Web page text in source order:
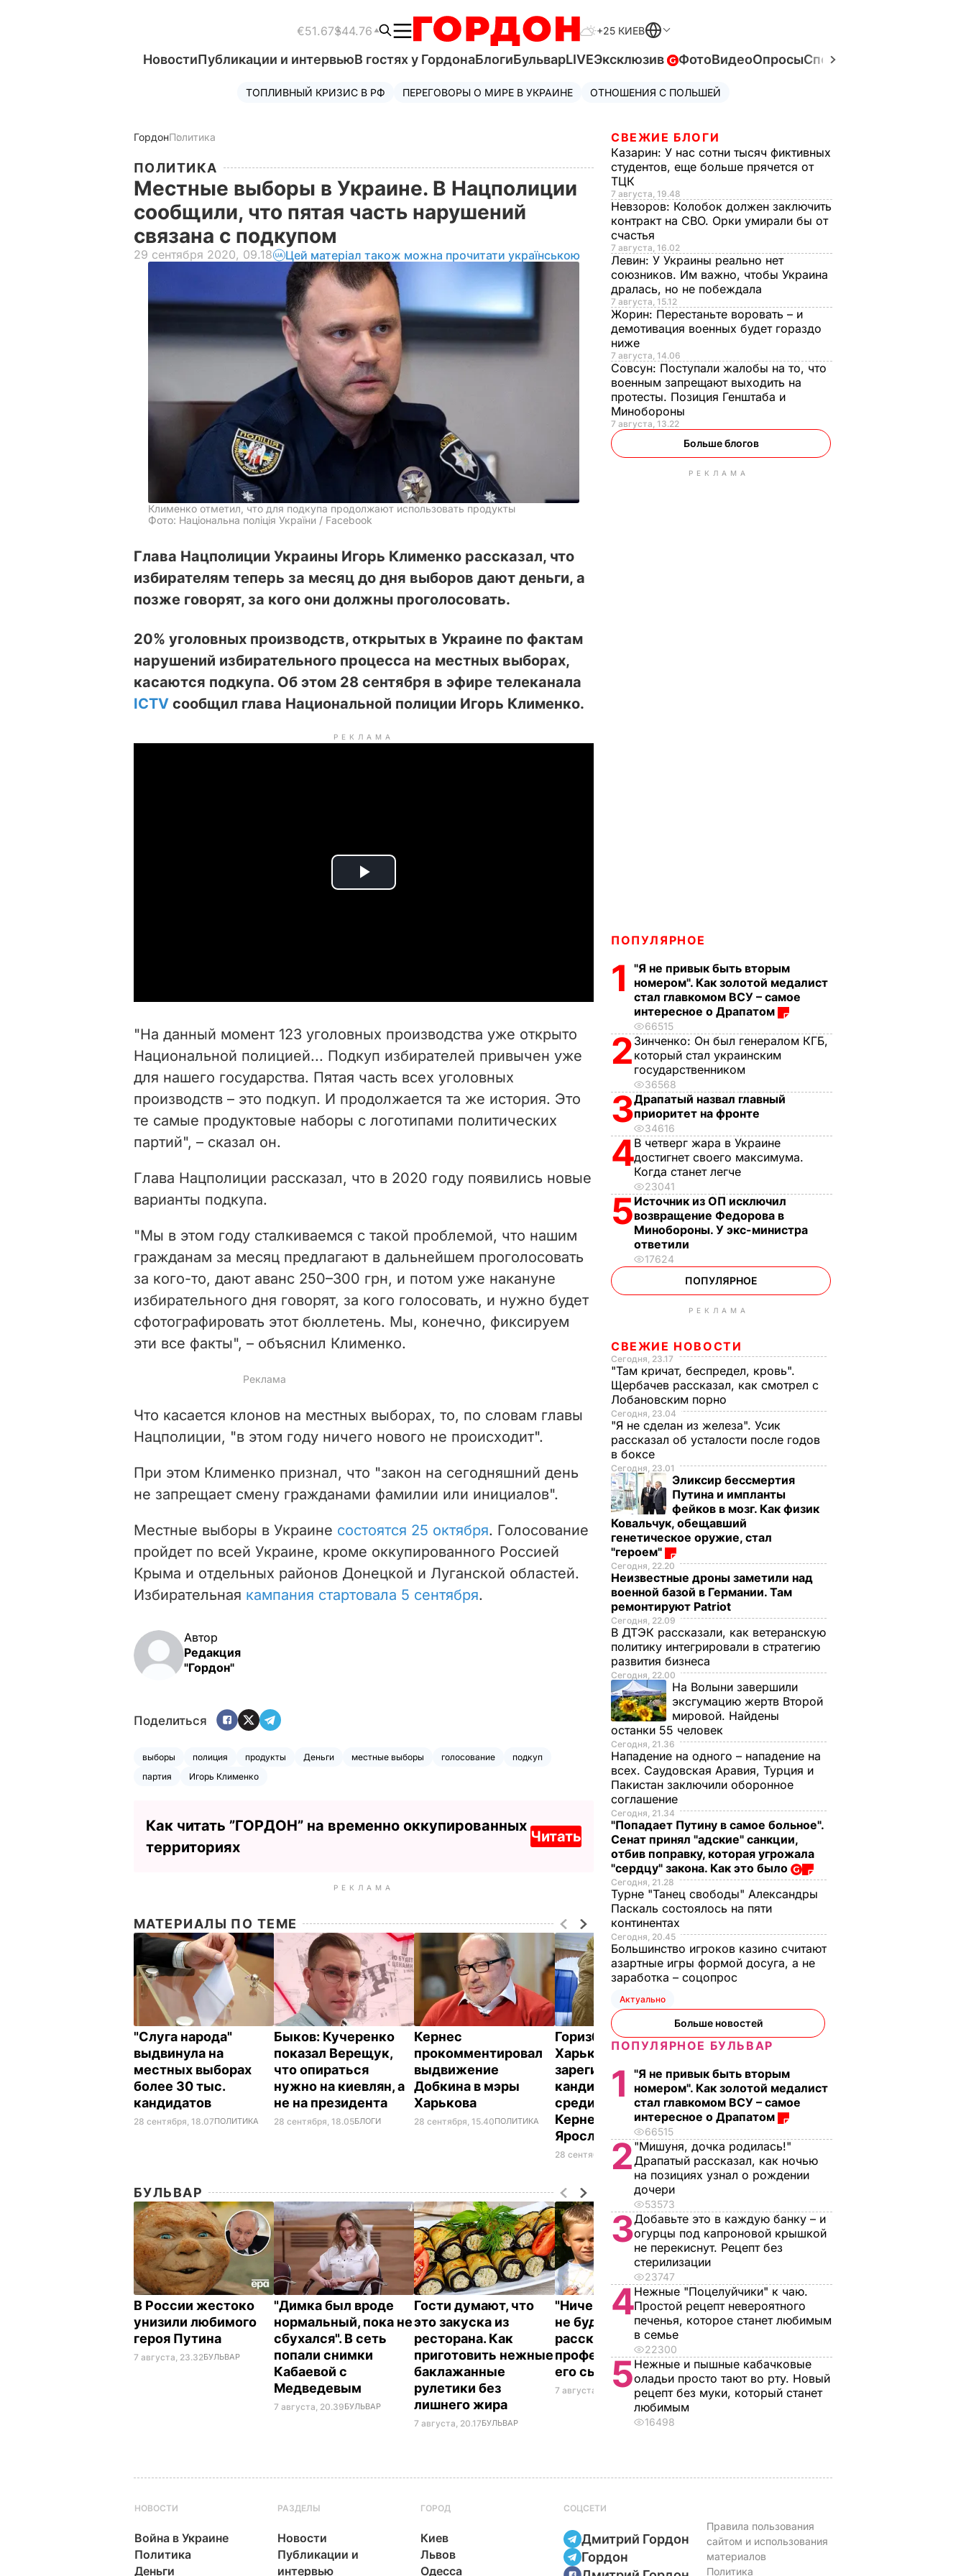
€51.67$44.76 +25 КИЕВ
НовостиПубликации и интервьюВ гостях у ГордонаБлогиБульварLIVEЭксклюзив ФотоВидеоОпросыСпецпроекты
ТОПЛИВНЫЙ КРИЗИС В РФ ПЕРЕГОВОРЫ О МИРЕ В УКРАИНЕ ОТНОШЕНИЯ С ПОЛЬШЕЙ
ГордонПолитика
ПОЛИТИКА
Местные выборы в Украине. В Нацполиции
сообщили, что пятая часть нарушений
связана с подкупом
29 сентября 2020, 09.18 Цей матеріал також можна прочитати українською
Клименко отметил, что для подкупа продолжают использовать продукты
Фото: Національна поліція України / Facebook
Глава Нацполиции Украины Игорь Клименко рассказал, что
избирателям теперь за месяц до дня выборов дают деньги, а
позже говорят, за кого они должны проголосовать.
20% уголовных производств, открытых в Украине по фактам
нарушений избирательного процесса на местных выборах,
касаются подкупа. Об этом 28 сентября в эфире телеканала
ICTV сообщил глава Национальной полиции Игорь Клименко.
РЕКЛАМА
P
i
d
e
"На данный момент 123 уголовных производства уже открыто
Национальной полицией... Подкуп избирателей привычен уже
для нашего государства. Пятая часть всех уголовных
производств – это подкуп. И продолжается та же история. Это
те самые продуктовые наборы с логотипами политических
партий", – сказал он.
Глава Нацполиции рассказал, что в 2020 году появились новые
варианты подкупа.
"Мы в этом году сталкиваемся с такой проблемой, что нашим
гражданам за месяц предлагают в дальнейшем проголосовать
за кого-то, дают аванс 250–300 грн, и потом уже накануне
избирательного дня говорят, за кого голосовать, и нужно будет
сфотографировать этот бюллетень. Мы, конечно, фиксируем
эти все факты", – объяснил Клименко.
Что касается клонов на местных выборах, то, по словам главы
Нацполиции, "в этом году ничего нового не происходит".
При этом Клименко признал, что "закон на сегодняшний день
не запрещает смену гражданами фамилии или инициалов".
Местные выборы в Украине состоятся 25 октября. Голосование
пройдетпо всей Украине, кроме оккупированного Россией
Крыма и отдельных районов Донецкой и Луганской областей.
Избирательная кампания стартовала 5 сентября.
Автор
Редакция
"Гордон"
Поделиться
выборы полиция продукты Деньги местные выборы голосование
подкуп
партия
Игорь Клименко
Как читать ”ГОРДОН” на временно оккупированных
территориях
Читать
РЕКЛАМА
МАТЕРИАЛЫ ПО ТЕМЕ
"Слуга народа"
выдвинула на
местных выборах
более 30 тыс.
кандидатов
28 сентября, 18.07ПОЛИТИКА
Быков: Кучеренко
показал Верещук,
что опираться
нужно на киевлян, а
не на президента
28 сентября, 18.05БЛОГИ
Кернес
прокомментировал
выдвижение
Добкина в мэры
Харькова
28 сентября, 15.40ПОЛИТИКА
Горизбирком
Харькова
зарегистрировал 15
кандидатов в мэры,
среди них Добкин,
Кернес и
Ярославский
28 сентября, 15.20 ПОЛИТИКА
БУЛЬВАР
В России жестоко
унизили любимого
героя Путина
7 августа, 23.32БУЛЬВАР
"Димка был вроде
нормальный, пока не
сбухался". В сеть
попали снимки
Кабаевой с
Медведевым
7 августа, 20.39БУЛЬВАР
Гости думают, что
это закуска из
ресторана. Как
приготовить нежные
баклажанные
рулетики без
лишнего жира
7 августа, 20.17БУЛЬВАР
"Ничего навязывать
не буду". Драпатый
рассказал, какую
профессию выбрал
его сын
7 августа, 19.44БУЛЬВАР
Смешайте это с
мукой – и целая гора
пирожков готова.
Самый лучший
рецепт
СВЕЖИЕ БЛОГИ
Казарин: У нас сотни тысяч фиктивных
студентов, еще больше прячется от
ТЦК
7 августа, 19.48
Невзоров: Колобок должен заключить
контракт на СВО. Орки умирали бы от
счастья
7 августа, 16.02
Левин: У Украины реально нет
союзников. Им важно, чтобы Украина
дралась, но не побеждала
7 августа, 15.12
Жорин: Перестаньте воровать – и
демотивация военных будет гораздо
ниже
7 августа, 14.06
Совсун: Поступали жалобы на то, что
военным запрещают выходить на
протесты. Позиция Генштаба и
Минобороны
7 августа, 13.22
Больше блогов
РЕКЛАМА
ПОПУЛЯРНОЕ
1
"Я не привык быть вторым
номером". Как золотой медалист
стал главкомом ВСУ – самое
интересное о Драпатом
66515
2 Зинченко: Он был генералом КГБ,
который стал украинским
государственником
36568
3Драпатый назвал главный
приоритет на фронте
34616
4В четверг жара в Украине
достигнет своего максимума.
Когда станет легче
23041
5Источник из ОП исключил
возвращение Федорова в
Минобороны. У экс-министра
ответили
17624
ПОПУЛЯРНОЕ
РЕКЛАМА
СВЕЖИЕ НОВОСТИ
Сегодня, 23.17
"Там кричат, беспредел, кровь".
Щербачев рассказал, как смотрел с
Лобановским порно
Сегодня, 23.04
"Я не сделан из железа". Усик
рассказал об усталости после годов
в боксе
Сегодня, 23.01
Эликсир бессмертия
Путина и импланты
фейков в мозг. Как физик
Ковальчук, обещавший
генетическое оружие, стал
"героем"
Сегодня, 22.20
Неизвестные дроны заметили над
военной базой в Германии. Там
ремонтируют Patriot
Сегодня, 22.09
В ДТЭК рассказали, как ветеранскую
политику интегрировали в стратегию
развития бизнеса
Сегодня, 22.00
На Волыни завершили
эксгумацию жертв Второй
мировой. Найдены
останки 55 человек
Сегодня, 21.36
Нападение на одного – нападение на
всех. Саудовская Аравия, Турция и
Пакистан заключили оборонное
соглашение
Сегодня, 21.34
"Попадает Путину в самое больное".
Сенат принял "адские" санкции,
отбив поправку, которая угрожала
"сердцу" закона. Как это было
Сегодня, 21.28
Турне "Танец свободы" Александры
Паскаль состоялось на пяти
континентах
Сегодня, 20.45
Большинство игроков казино считают
азартные игры формой досуга, а не
заработка – соцопрос
Актуально
Больше новостей
ПОПУЛЯРНОЕ БУЛЬВАР
1
"Я не привык быть вторым
номером". Как золотой медалист
стал главкомом ВСУ – самое
интересное о Драпатом
66515
2 "Мишуня, дочка родилась!"
Драпатый рассказал, как ночью
на позициях узнал о рождении
дочери
53573
3Добавьте это в каждую банку – и
огурцы под капроновой крышкой
не перекиснут. Рецепт без
стерилизации
23747
4Нежные "Поцелуйчики" к чаю.
Простой рецепт невероятного
печенья, которое станет любимым
в семье
22300
5Нежные и пышные кабачковые
оладьи просто тают во рту. Новый
рецепт без муки, который станет
любимым
16498
НОВОСТИ
Война в Украине
Политика
Деньги
РАЗДЕЛЫ
Новости
Публикации и
интервью
ГОРОД
Киев
Львов
Одесса
СОЦСЕТИ
Дмитрий Гордон
Гордон
Правила пользования
сайтом и использования
материалов
Политика